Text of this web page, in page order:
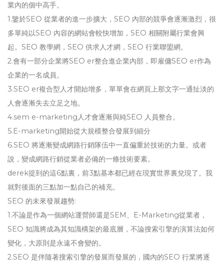
業內的個中高手。
1.鑒於SEO 從業者的進一步擴大，SEO 內部的競爭會逐漸激烈，很
多單純以SEO 內容的網站會較快增加，SEO 相關附屬行業會興
起。SEO 教學網，SEO 供求人才網，SEO 行業聯盟網。
2.會有一部分企業將SEO er整合進企業內部，即雇傭SEO er作為
企業的一名成員。
3.SEO er複合型人才開始增多，單單會在網頁上那文字一通扯淡的
人會逐漸失去立足之地。
4.sem e-marketing人才會逐漸與純SEO 人員整合。
5.E-marketing開始從大規模整合發展到細分
6.SEO 將逐漸變成網路行銷隊伍中一直偏重於技術的力量。或者
說，變成網路行銷從業者必備的一條技術要素。
derek提到的這6點裏，前3點基本都已經在現實世界裏兌現了。我
就對後面的三點加一點自己的補充。
SEO 的未來發展趨勢:
1.不論是作為一個網站運營師還是SEM、E-Marketing從業者，
SEO 知識將成為其知識構架的最底層，不論搜索引擎的演算法如何
變化，大原則是永遠不會變的。
2.SEO 是伴隨著搜索引擎的發展而發展的，國內的SEO 行業將逐